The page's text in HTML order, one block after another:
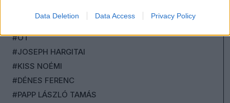
Data Deletion Data Access Privacy Policy
#ÖT
#JOSEPH HARGITAI
#KISS NOÉMI
#DÉNES FERENC
#PAPP LÁSZLÓ TAMÁS